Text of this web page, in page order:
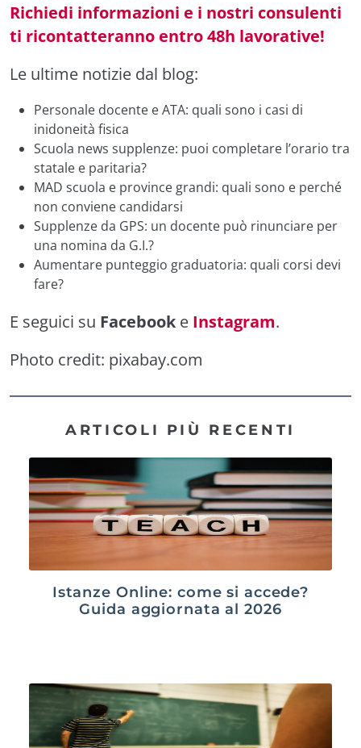
Richiedi informazioni e i nostri consulenti
ti ricontatteranno entro 48h lavorative!
Le ultime notizie dal blog:
Personale docente e ATA: quali sono i casi di
inidoneità fisica
Scuola news supplenze: puoi completare l’orario tra
statale e paritaria?
MAD scuola e province grandi: quali sono e perché
non conviene candidarsi
Supplenze da GPS: un docente può rinunciare per
una nomina da G.I.?
Aumentare punteggio graduatoria: quali corsi devi
fare?
E seguici su Facebook e Instagram.
Photo credit: pixabay.com
ARTICOLI PIÙ RECENTI
Istanze Online: come si accede?
Guida aggiornata al 2026